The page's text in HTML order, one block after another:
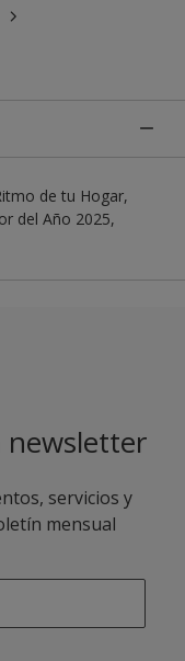
de tu Hogar,
del Año 2025,
newsletter
servicios y
mensual